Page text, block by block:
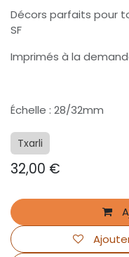
Décors parfaits pour
SF
Imprimés à la
Échelle : 28/32mm
Txarli
32,00 €